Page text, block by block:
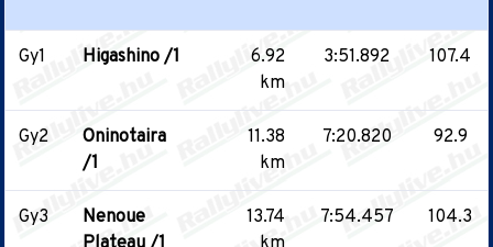
Gy1 Higashino /1
6.92
km
3:51.892 107.4
Gy2
Oninotaira
/1
11.38
km
7:20.820 92.9
Gy3
Nenoue
13.74
7:54.457 104.3